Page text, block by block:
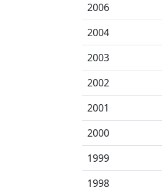
2006
2004
2003
2002
2001
2000
1999
1998